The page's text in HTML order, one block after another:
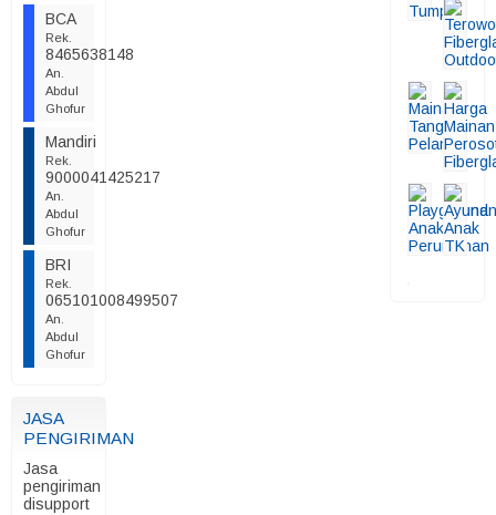
BCA
Rek.
8465638148
An.
Abdul
Ghofur
Mandiri
Rek.
9000041425217
An.
Abdul
Ghofur
BRI
Rek.
065101008499507
An.
Abdul
Ghofur
JASA
PENGIRIMAN
Jasa
pengiriman
disupport